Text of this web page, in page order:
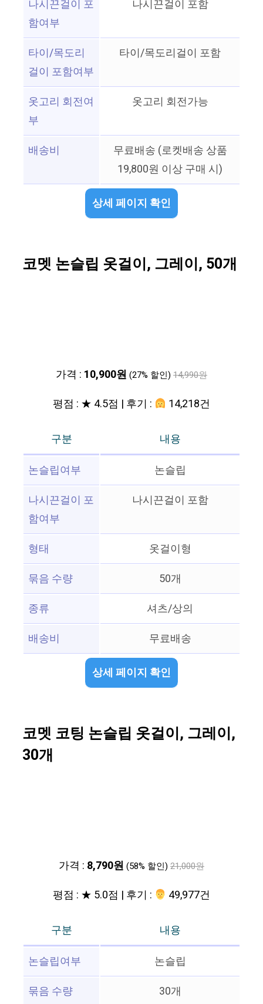
나시끈걸이 포
함여부
나시끈걸이 포함
타이/목도리
걸이 포함여부
타이/목도리걸이 포함
옷고리 회전여
부
옷고리 회전가능
배송비
무료배송 (로켓배송 상품
19,800원 이상 구매 시)
상세 페이지 확인
코멧 논슬립 옷걸이, 그레이, 50개
가격 : 10,900원 (27% 할인) 14,990원
평점 : ★ 4.5점 | 후기 : 14,218건
구분
내용
논슬립여부
논슬립
나시끈걸이 포
함여부
나시끈걸이 포함
형태
옷걸이형
묶음 수량
50개
종류
셔츠/상의
배송비
무료배송
상세 페이지 확인
코멧 코팅 논슬립 옷걸이, 그레이,
30개
가격 : 8,790원 (58% 할인) 21,000원
평점 : ★ 5.0점 | 후기 : ‍‍ 49,977건
구분
내용
논슬립여부
논슬립
묶음 수량
30개